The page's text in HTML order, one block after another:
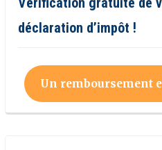
déclaration d’impôt !
Un remboursement